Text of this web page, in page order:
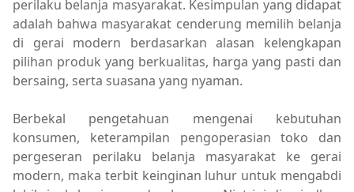
perilaku belanja masyarakat. Kesimpulan yang didapat
adalah bahwa masyarakat cenderung memilih belanja
di gerai modern berdasarkan alasan kelengkapan
pilihan produk yang berkualitas, harga yang pasti dan
bersaing, serta suasana yang nyaman.
Berbekal pengetahuan mengenai kebutuhan
konsumen, keterampilan pengoperasian toko dan
pergeseran perilaku belanja masyarakat ke gerai
modern, maka terbit keinginan luhur untuk mengabdi